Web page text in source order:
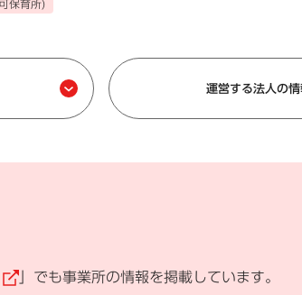
保育所)
運営する法人の情
（外部リンク）
」でも事業所の情報を掲載しています。